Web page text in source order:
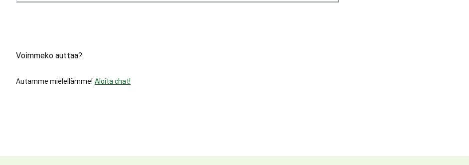
Voimmeko auttaa?
Autamme mielellämme! Aloita chat!